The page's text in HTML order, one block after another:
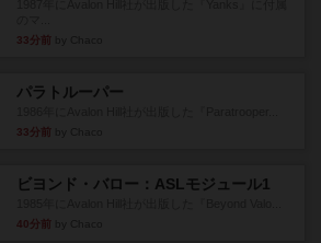
33分前
パラトルーパー
33分前
ビヨンド・バロー：ASLモジュール1
40分前